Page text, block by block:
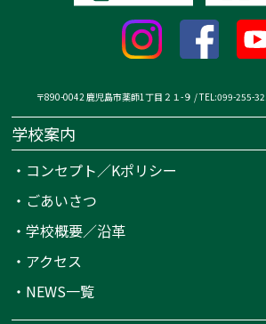
〒890-0042 鹿児島市薬師1丁目２１-９ / TEL:099-255-
学校案内
・ コンセプト／Kポリシー
・ ごあいさつ
・学校概要／沿革
・ アクセス
・ NEWS一覧